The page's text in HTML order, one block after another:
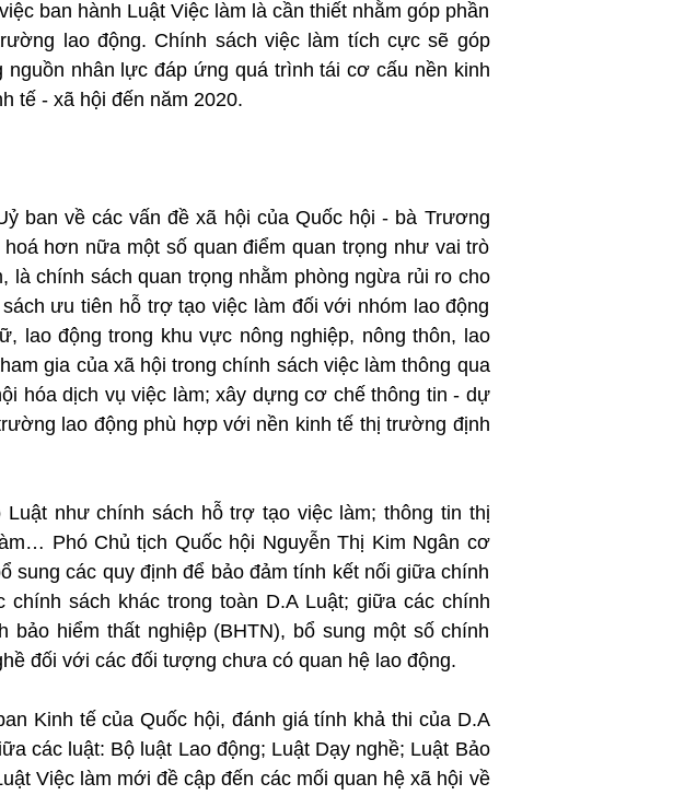
ban hành Luật Việc làm là cần thiết nhằm góp phần
lao động. Chính sách việc làm tích cực sẽ góp
nhân lực đáp ứng quá trình tái cơ cấu nền kinh
tế - xã hội đến năm 2020.
ban về các vấn đề xã hội của Quốc hội - bà Trương
hơn nữa một số quan điểm quan trọng như vai trò
là chính sách quan trọng nhằm phòng ngừa rủi ro cho
ưu tiên hỗ trợ tạo việc làm đối với nhóm lao động
lao động trong khu vực nông nghiệp, nông thôn, lao
gia của xã hội trong chính sách việc làm thông qua
hóa dịch vụ việc làm; xây dựng cơ chế thông tin - dự
lao động phù hợp với nền kinh tế thị trường định
như chính sách hỗ trợ tạo việc làm; thông tin thị
Phó Chủ tịch Quốc hội Nguyễn Thị Kim Ngân cơ
sung các quy định để bảo đảm tính kết nối giữa chính
sách khác trong toàn D.A Luật; giữa các chính
hiểm thất nghiệp (BHTN), bổ sung một số chính
đối với các đối tượng chưa có quan hệ lao động.
Kinh tế của Quốc hội, đánh giá tính khả thi của D.A
các luật: Bộ luật Lao động; Luật Dạy nghề; Luật Bảo
Việc làm mới đề cập đến các mối quan hệ xã hội về